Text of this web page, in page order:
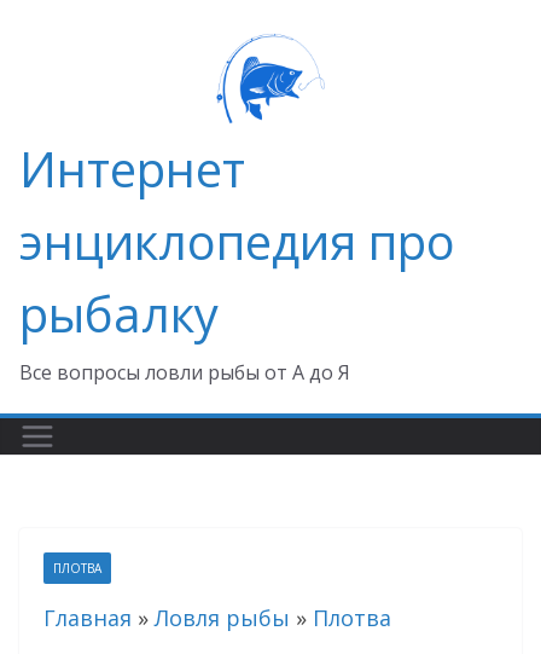
Интернет
энциклопедия про
рыбалку
Все вопросы ловли рыбы от А до Я
ПЛОТВА
Главная »Ловля рыбы » Плотва